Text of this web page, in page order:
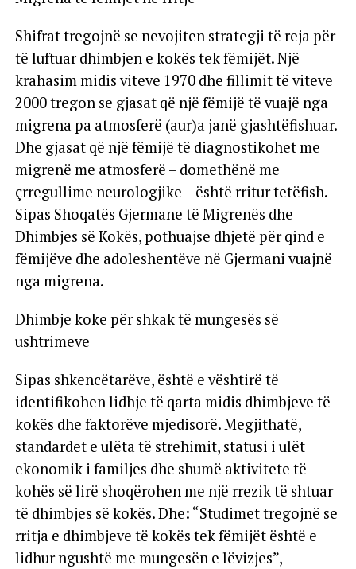
Shifrat tregojnë se nevojiten strategji të reja për
të luftuar dhimbjen e kokës tek fëmijët. Një
krahasim midis viteve 1970 dhe fillimit të viteve
2000 tregon se gjasat që një fëmijë të vuajë nga
migrena pa atmosferë (aur)a janë gjashtëfishuar.
Dhe gjasat që një fëmijë të diagnostikohet me
migrenë me atmosferë – domethënë me
çrregullime neurologjike – është rritur tetëfish.
Sipas Shoqatës Gjermane të Migrenës dhe
Dhimbjes së Kokës, pothuajse dhjetë për qind e
fëmijëve dhe adoleshentëve në Gjermani vuajnë
nga migrena.
Dhimbje koke për shkak të mungesës së
ushtrimeve
Sipas shkencëtarëve, është e vështirë të
identifikohen lidhje të qarta midis dhimbjeve të
kokës dhe faktorëve mjedisorë. Megjithatë,
standardet e ulëta të strehimit, statusi i ulët
ekonomik i familjes dhe shumë aktivitete të
kohës së lirë shoqërohen me një rrezik të shtuar
të dhimbjes së kokës. Dhe: “Studimet tregojnë se
rritja e dhimbjeve të kokës tek fëmijët është e
lidhur ngushtë me mungesën e lëvizjes”,